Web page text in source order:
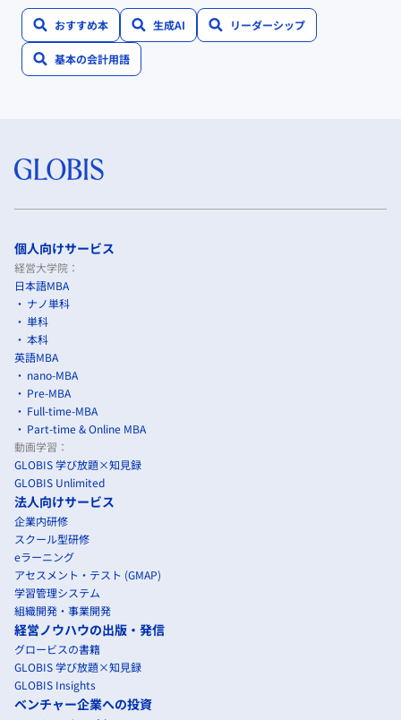
おすすめ本 生成AI リーダーシップ
基本の会計用語
個人向けサービス
経営大学院：
日本語MBA
ナノ単科
単科
本科
英語MBA
nano-MBA
Pre-MBA
Full-time-MBA
Part-time & Online MBA
動画学習：
GLOBIS 学び放題×知見録
GLOBIS Unlimited
法人向けサービス
企業内研修
スクール型研修
eラーニング
アセスメント・テスト (GMAP)
学習管理システム
組織開発・事業開発
経営ノウハウの出版・発信
グロービスの書籍
GLOBIS 学び放題×知見録
GLOBIS Insights
ベンチャー企業への投資